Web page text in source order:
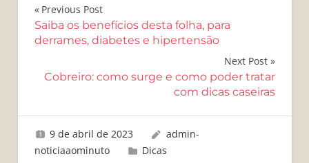
Navegação
de
Post
Previous Post
Saiba os benefícios desta folha, para
derrames, diabetes e hipertensão
Next Post
Cobreiro: como surge e como poder tratar
com dicas caseiras
9 de abril de 2023
admin-
noticiaaominuto
Dicas